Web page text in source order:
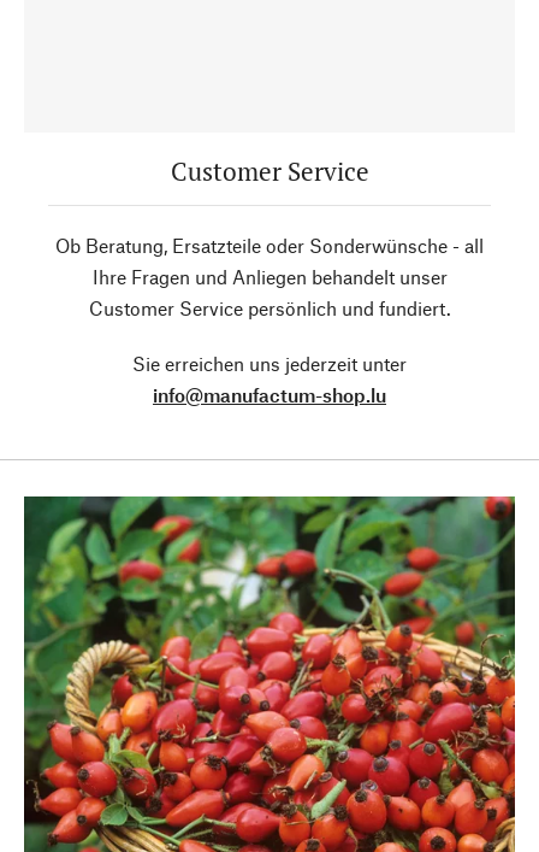
Customer Service
Ob Beratung, Ersatzteile oder Sonderwünsche - all
Ihre Fragen und Anliegen behandelt unser
Customer Service persönlich und fundiert.
Sie erreichen uns jederzeit unter
info@manufactum-shop.lu